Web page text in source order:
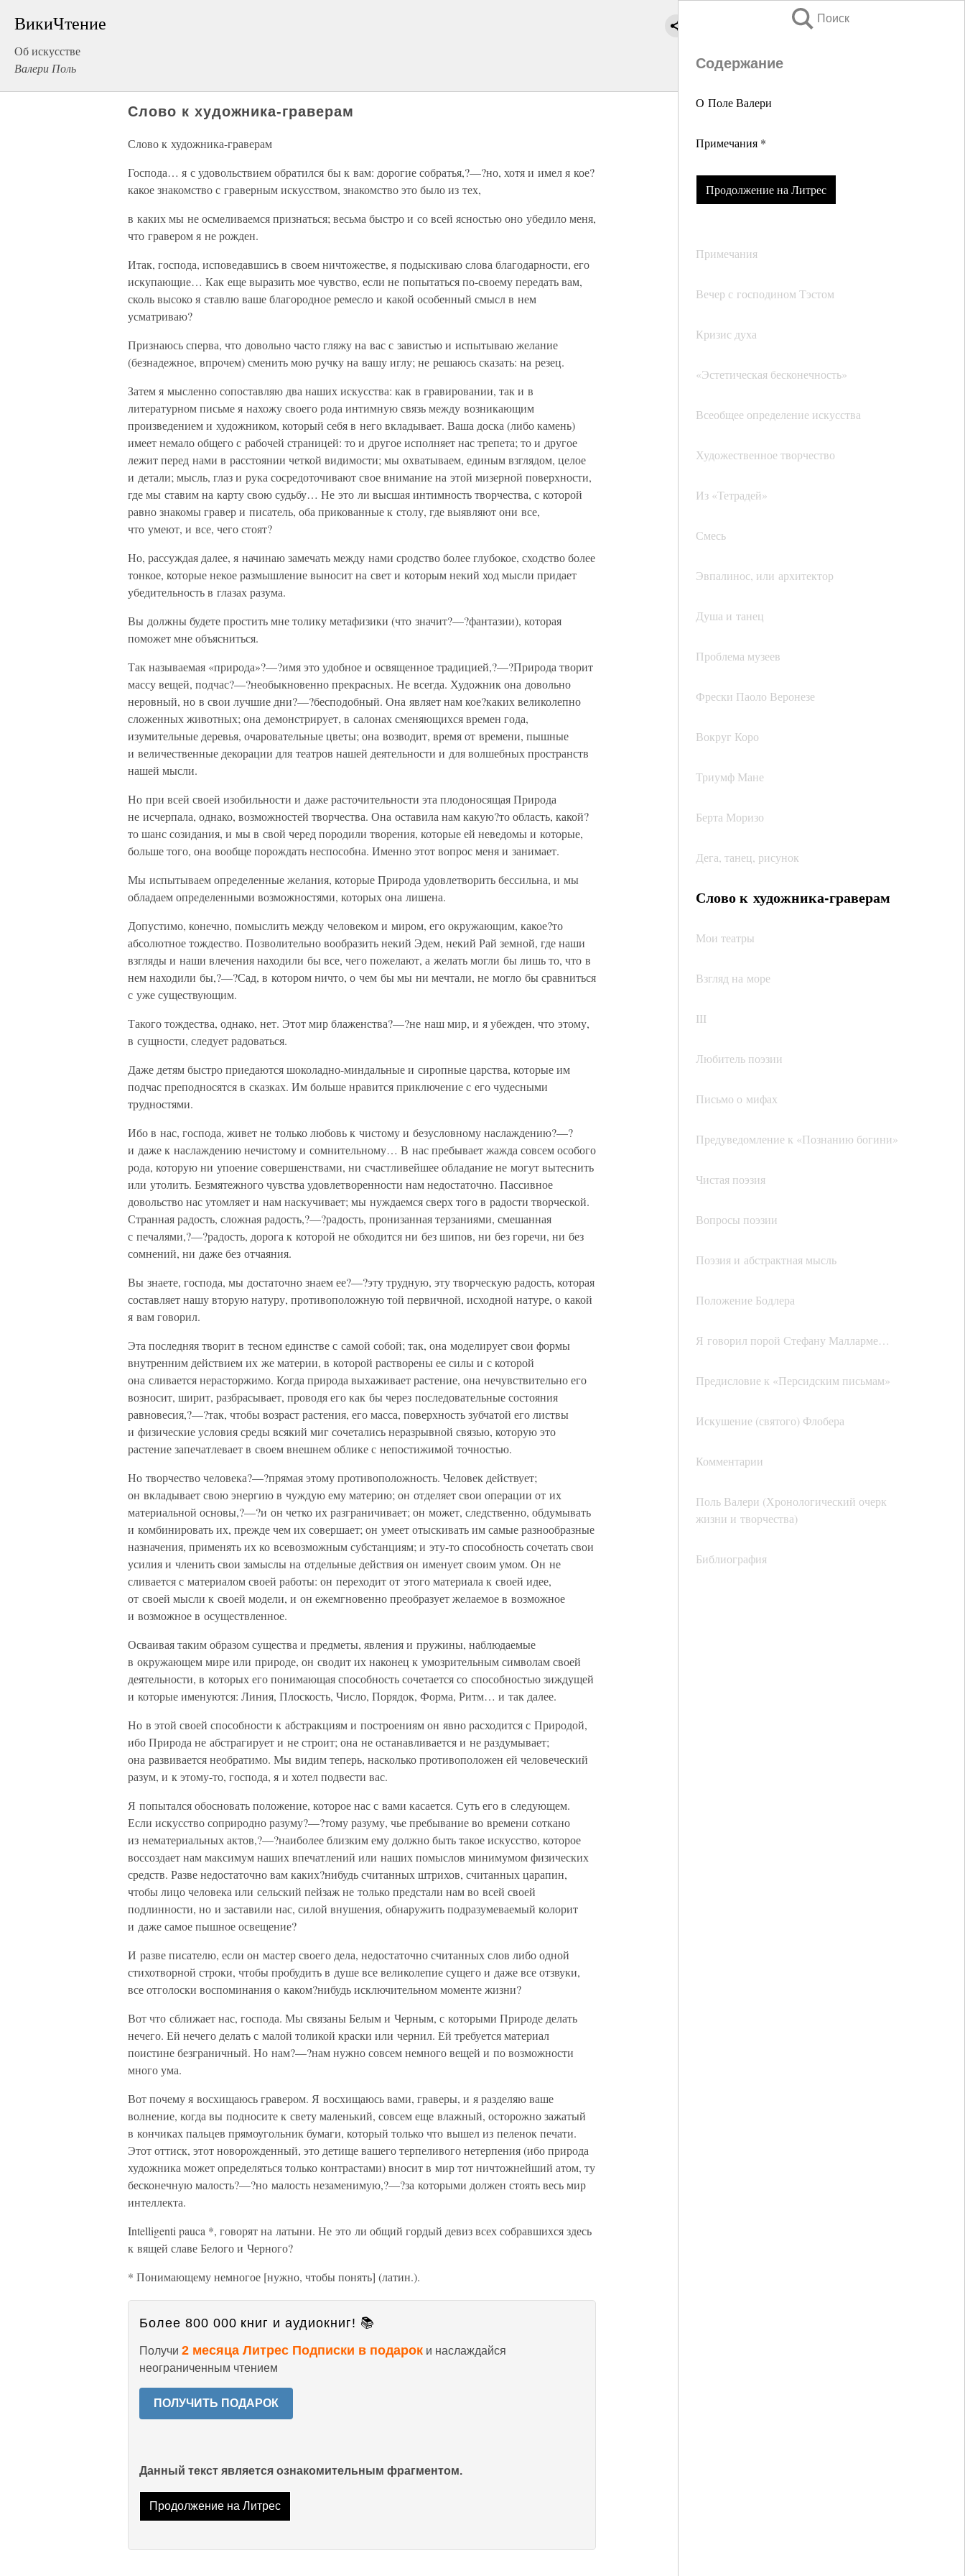
ВикиЧтение
Об искусстве
Валери Поль
Поиск
Содержание
О Поле Валери
Примечания *
Продолжение на Литрес
Примечания
Вечер с господином Тэстом
Кризис духа
«Эстетическая бесконечность»
Всеобщее определение искусства
Художественное творчество
Из «Тетрадей»
Смесь
Эвпалинос, или архитектор
Душа и танец
Проблема музеев
Фрески Паоло Веронезе
Вокруг Коро
Триумф Мане
Берта Моризо
Дега, танец, рисунок
Слово к художника-граверам
Мои театры
Взгляд на море
III
Любитель поэзии
Письмо о мифах
Предуведомление к «Познанию богини»
Чистая поэзия
Вопросы поэзии
Поэзия и абстрактная мысль
Положение Бодлера
Я говорил порой Стефану Малларме…
Предисловие к «Персидским письмам»
Искушение (святого) Флобера
Комментарии
Поль Валери (Хронологический очерк
жизни и творчества)
Библиография
Слово к художника-граверам
Слово к художника-граверам
Господа… я с удовольствием обратился бы к вам: дорогие собратья,?—?но, хотя и имел я кое?
какое знакомство с граверным искусством, знакомство это было из тех,
в каких мы не осмеливаемся признаться; весьма быстро и со всей ясностью оно убедило меня,
что гравером я не рожден.
Итак, господа, исповедавшись в своем ничтожестве, я подыскиваю слова благодарности, его
искупающие… Как еще выразить мое чувство, если не попытаться по-своему передать вам,
сколь высоко я ставлю ваше благородное ремесло и какой особенный смысл в нем
усматриваю?
Признаюсь сперва, что довольно часто гляжу на вас с завистью и испытываю желание
(безнадежное, впрочем) сменить мою ручку на вашу иглу; не решаюсь сказать: на резец.
Затем я мысленно сопоставляю два наших искусства: как в гравировании, так и в
литературном письме я нахожу своего рода интимную связь между возникающим
произведением и художником, который себя в него вкладывает. Ваша доска (либо камень)
имеет немало общего с рабочей страницей: то и другое исполняет нас трепета; то и другое
лежит перед нами в расстоянии четкой видимости; мы охватываем, единым взглядом, целое
и детали; мысль, глаз и рука сосредоточивают свое внимание на этой мизерной поверхности,
где мы ставим на карту свою судьбу… Не это ли высшая интимность творчества, с которой
равно знакомы гравер и писатель, оба прикованные к столу, где выявляют они все,
что умеют, и все, чего стоят?
Но, рассуждая далее, я начинаю замечать между нами сродство более глубокое, сходство более
тонкое, которые некое размышление выносит на свет и которым некий ход мысли придает
убедительность в глазах разума.
Вы должны будете простить мне толику метафизики (что значит?—?фантазии), которая
поможет мне объясниться.
Так называемая «природа»?—?имя это удобное и освященное традицией,?—?Природа творит
массу вещей, подчас?—?необыкновенно прекрасных. Не всегда. Художник она довольно
неровный, но в свои лучшие дни?—?бесподобный. Она являет нам кое?каких великолепно
сложенных животных; она демонстрирует, в салонах сменяющихся времен года,
изумительные деревья, очаровательные цветы; она возводит, время от времени, пышные
и величественные декорации для театров нашей деятельности и для волшебных пространств
нашей мысли.
Но при всей своей изобильности и даже расточительности эта плодоносящая Природа
не исчерпала, однако, возможностей творчества. Она оставила нам какую?то область, какой?
то шанс созидания, и мы в свой черед породили творения, которые ей неведомы и которые,
больше того, она вообще порождать неспособна. Именно этот вопрос меня и занимает.
Мы испытываем определенные желания, которые Природа удовлетворить бессильна, и мы
обладаем определенными возможностями, которых она лишена.
Допустимо, конечно, помыслить между человеком и миром, его окружающим, какое?то
абсолютное тождество. Позволительно вообразить некий Эдем, некий Рай земной, где наши
взгляды и наши влечения находили бы все, чего пожелают, а желать могли бы лишь то, что в
нем находили бы,?—?Сад, в котором ничто, о чем бы мы ни мечтали, не могло бы сравниться
с уже существующим.
Такого тождества, однако, нет. Этот мир блаженства?—?не наш мир, и я убежден, что этому,
в сущности, следует радоваться.
Даже детям быстро приедаются шоколадно-миндальные и сиропные царства, которые им
подчас преподносятся в сказках. Им больше нравится приключение с его чудесными
трудностями.
Ибо в нас, господа, живет не только любовь к чистому и безусловному наслаждению?—?
и даже к наслаждению нечистому и сомнительному… В нас пребывает жажда совсем особого
рода, которую ни упоение совершенствами, ни счастливейшее обладание не могут вытеснить
или утолить. Безмятежного чувства удовлетворенности нам недостаточно. Пассивное
довольство нас утомляет и нам наскучивает; мы нуждаемся сверх того в радости творческой.
Странная радость, сложная радость,?—?радость, пронизанная терзаниями, смешанная
с печалями,?—?радость, дорога к которой не обходится ни без шипов, ни без горечи, ни без
сомнений, ни даже без отчаяния.
Вы знаете, господа, мы достаточно знаем ее?—?эту трудную, эту творческую радость, которая
составляет нашу вторую натуру, противоположную той первичной, исходной натуре, о какой
я вам говорил.
Эта последняя творит в тесном единстве с самой собой; так, она моделирует свои формы
внутренним действием их же материи, в которой растворены ее силы и с которой
она сливается нерасторжимо. Когда природа выхаживает растение, она нечувствительно его
возносит, ширит, разбрасывает, проводя его как бы через последовательные состояния
равновесия,?—?так, чтобы возраст растения, его масса, поверхность зубчатой его листвы
и физические условия среды всякий миг сочетались неразрывной связью, которую это
растение запечатлевает в своем внешнем облике с непостижимой точностью.
Но творчество человека?—?прямая этому противоположность. Человек действует;
он вкладывает свою энергию в чуждую ему материю; он отделяет свои операции от их
материальной основы,?—?и он четко их разграничивает; он может, следственно, обдумывать
и комбинировать их, прежде чем их совершает; он умеет отыскивать им самые разнообразные
назначения, применять их ко всевозможным субстанциям; и эту-то способность сочетать свои
усилия и членить свои замыслы на отдельные действия он именует своим умом. Он не
сливается с материалом своей работы: он переходит от этого материала к своей идее,
от своей мысли к своей модели, и он ежемгновенно преобразует желаемое в возможное
и возможное в осуществленное.
Осваивая таким образом существа и предметы, явления и пружины, наблюдаемые
в окружающем мире или природе, он сводит их наконец к умозрительным символам своей
деятельности, в которых его понимающая способность сочетается со способностью зиждущей
и которые именуются: Линия, Плоскость, Число, Порядок, Форма, Ритм… и так далее.
Но в этой своей способности к абстракциям и построениям он явно расходится с Природой,
ибо Природа не абстрагирует и не строит; она не останавливается и не раздумывает;
она развивается необратимо. Мы видим теперь, насколько противоположен ей человеческий
разум, и к этому-то, господа, я и хотел подвести вас.
Я попытался обосновать положение, которое нас с вами касается. Суть его в следующем.
Если искусство соприродно разуму?—?тому разуму, чье пребывание во времени соткано
из нематериальных актов,?—?наиболее близким ему должно быть такое искусство, которое
воссоздает нам максимум наших впечатлений или наших помыслов минимумом физических
средств. Разве недостаточно вам каких?нибудь считанных штрихов, считанных царапин,
чтобы лицо человека или сельский пейзаж не только предстали нам во всей своей
подлинности, но и заставили нас, силой внушения, обнаружить подразумеваемый колорит
и даже самое пышное освещение?
И разве писателю, если он мастер своего дела, недостаточно считанных слов либо одной
стихотворной строки, чтобы пробудить в душе все великолепие сущего и даже все отзвуки,
все отголоски воспоминания о каком?нибудь исключительном моменте жизни?
Вот что сближает нас, господа. Мы связаны Белым и Черным, с которыми Природе делать
нечего. Ей нечего делать с малой толикой краски или чернил. Ей требуется материал
поистине безграничный. Но нам?—?нам нужно совсем немного вещей и по возможности
много ума.
Вот почему я восхищаюсь гравером. Я восхищаюсь вами, граверы, и я разделяю ваше
волнение, когда вы подносите к свету маленький, совсем еще влажный, осторожно зажатый
в кончиках пальцев прямоугольник бумаги, который только что вышел из пеленок печати.
Этот оттиск, этот новорожденный, это детище вашего терпеливого нетерпения (ибо природа
художника может определяться только контрастами) вносит в мир тот ничтожнейший атом, ту
бесконечную малость?—?но малость незаменимую,?—?за которыми должен стоять весь мир
интеллекта.
Intelligenti pauca *, говорят на латыни. Не это ли общий гордый девиз всех собравшихся здесь
к вящей славе Белого и Черного?
* Понимающему немногое [нужно, чтобы понять] (латин.).
Более 800 000 книг и аудиокниг! 📚
Получи 2 месяца Литрес Подписки в подарок и наслаждайся
неограниченным чтением
ПОЛУЧИТЬ ПОДАРОК
Данный текст является ознакомительным фрагментом.
Продолжение на Литрес